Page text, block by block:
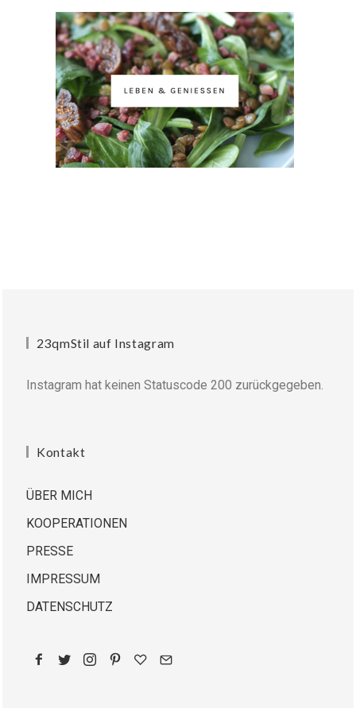
23qmStil auf Instagram
Instagram hat keinen Statuscode 200 zurückgegeben.
Kontakt
ÜBER MICH
KOOPERATIONEN
PRESSE
IMPRESSUM
DATENSCHUTZ